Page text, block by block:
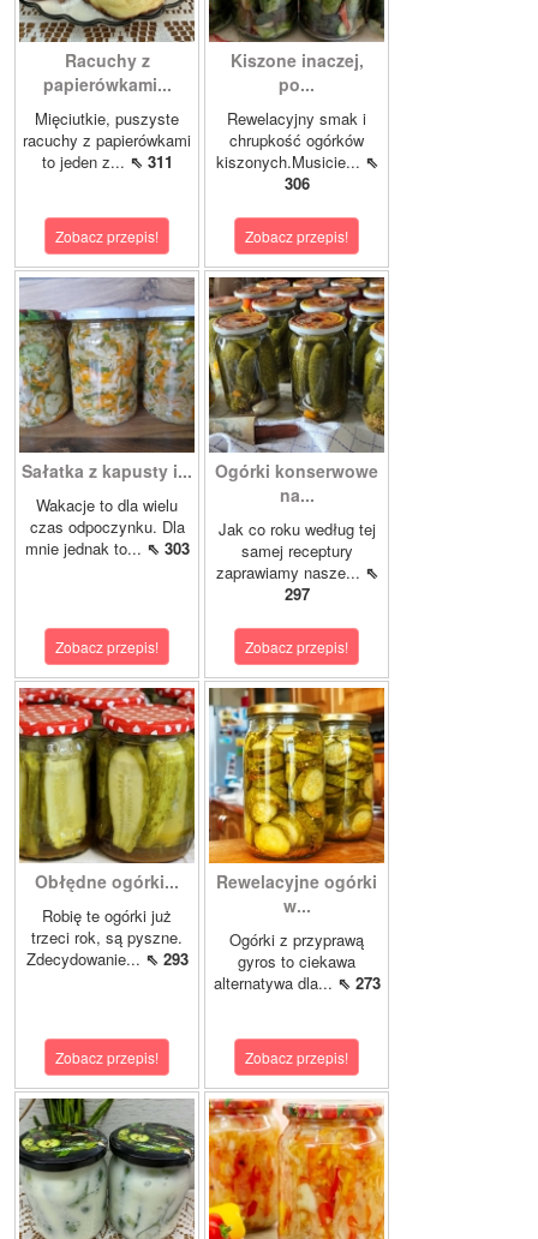
Racuchy z
papierówkami...
Mięciutkie, puszyste
racuchy z papierówkami
to jeden z... ⇖ 311
Zobacz przepis!
Kiszone inaczej,
po...
Rewelacyjny smak i
chrupkość ogórków
kiszonych.Musicie... ⇖
306
Zobacz przepis!
Sałatka z kapusty i...
Wakacje to dla wielu
czas odpoczynku. Dla
mnie jednak to... ⇖ 303
Zobacz przepis!
Ogórki konserwowe
na...
Jak co roku według tej
samej receptury
zaprawiamy nasze... ⇖
297
Zobacz przepis!
Obłędne ogórki...
Robię te ogórki już
trzeci rok, są pyszne.
Zdecydowanie... ⇖ 293
Zobacz przepis!
Rewelacyjne ogórki
w...
Ogórki z przyprawą
gyros to ciekawa
alternatywa dla... ⇖ 273
Zobacz przepis!